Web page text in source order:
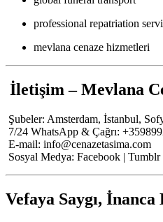
professional repatriation
mevlana cenaze hizmetleri
İletişim – Mevlana
Şubeler: Amsterdam, İstanbul,
7/24 WhatsApp & Çağrı:
E-mail: info@cenazetasima.com
Sosyal Medya: Facebook |
Vefaya Saygı,